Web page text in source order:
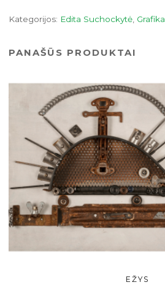
Kategorijos: Edita Suchockytė, Grafika
PANAŠŪS PRODUKTAI
Į KREPŠELĮ
EŽYS